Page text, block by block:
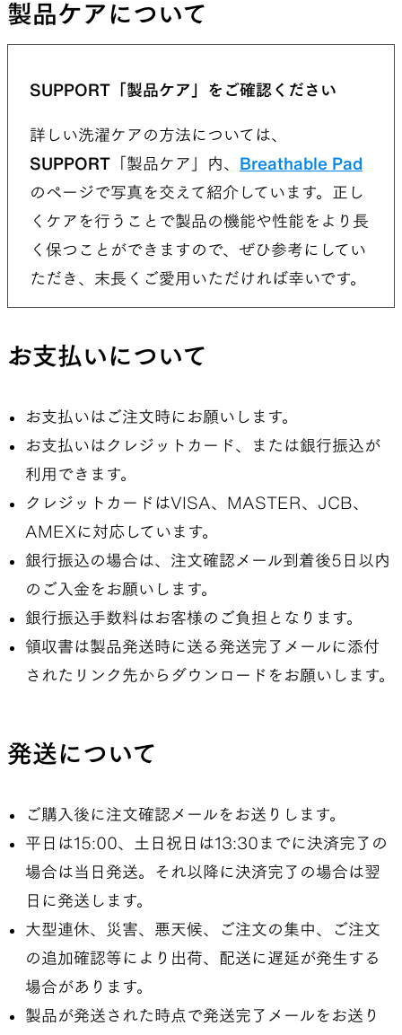
製品ケアについて
SUPPORT「製品ケア」をご確認ください
詳しい洗濯ケアの方法については、
SUPPORT 「製品ケア」内、 Breathable Pad
のページで写真を交えて紹介しています。正し
くケアを行うことで製品の機能や性能をより長
く保つことができますので、ぜひ参考にしてい
ただき、末長くご愛用いただければ幸いです。
お支払いについて
お支払いはご注文時にお願いします。
お支払いはクレジットカード、または銀行振込が
利用できます。
クレジットカードはVISA、MASTER、JCB、
AMEXに対応しています。
銀行振込の場合は、注文確認メール到着後5日以内
のご入金をお願いします。
銀行振込手数料はお客様のご負担となります。
領収書は製品発送時に送る発送完了メールに添付
されたリンク先からダウンロードをお願いします。
発送について
ご購入後に注文確認メールをお送りします。
平日は15:00、土日祝日は13:30までに決済完了の
場合は当日発送。それ以降に決済完了の場合は翌
日に発送します。
大型連休、災害、悪天候、ご注文の集中、ご注文
の追加確認等により出荷、配送に遅延が発生する
場合があります。
製品が発送された時点で発送完了メールをお送り